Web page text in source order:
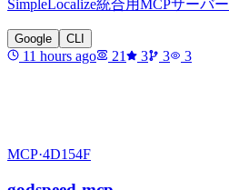
SimpleLocalize統合用MCPサーバー
Google CLI
11 hours ago 21 3 3 3
MCP·4D154F